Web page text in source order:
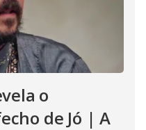
o
de Jó | A